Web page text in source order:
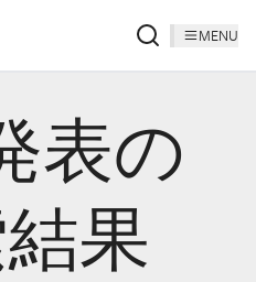
MENU
表の
果